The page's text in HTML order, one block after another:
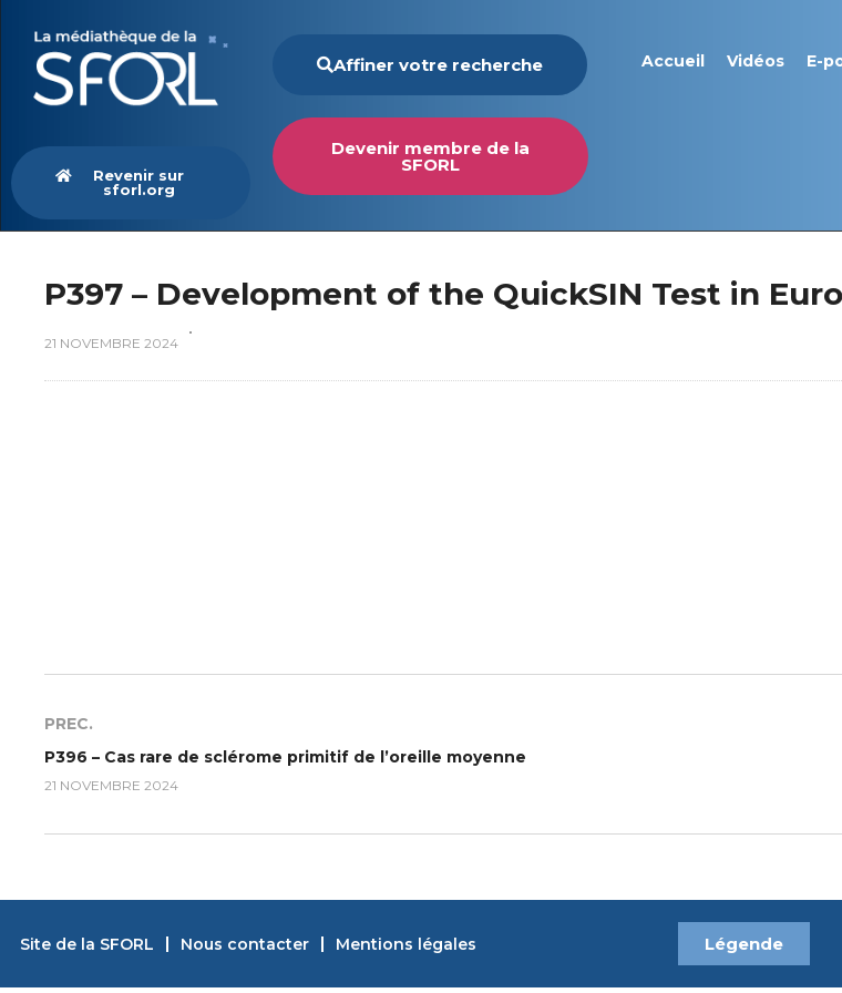
Revenir sur
sforl.org
Affiner votre recherche
Devenir membre de la
SFORL
Accueil Vidéos E-
P397 – Development of the QuickSIN Test in
21 NOVEMBRE 2024
PREC.
P396 – Cas rare de sclérome primitif de l’oreille moyenne
21 NOVEMBRE 2024
Site de la SFORL Nous contacter Mentions légales Légende